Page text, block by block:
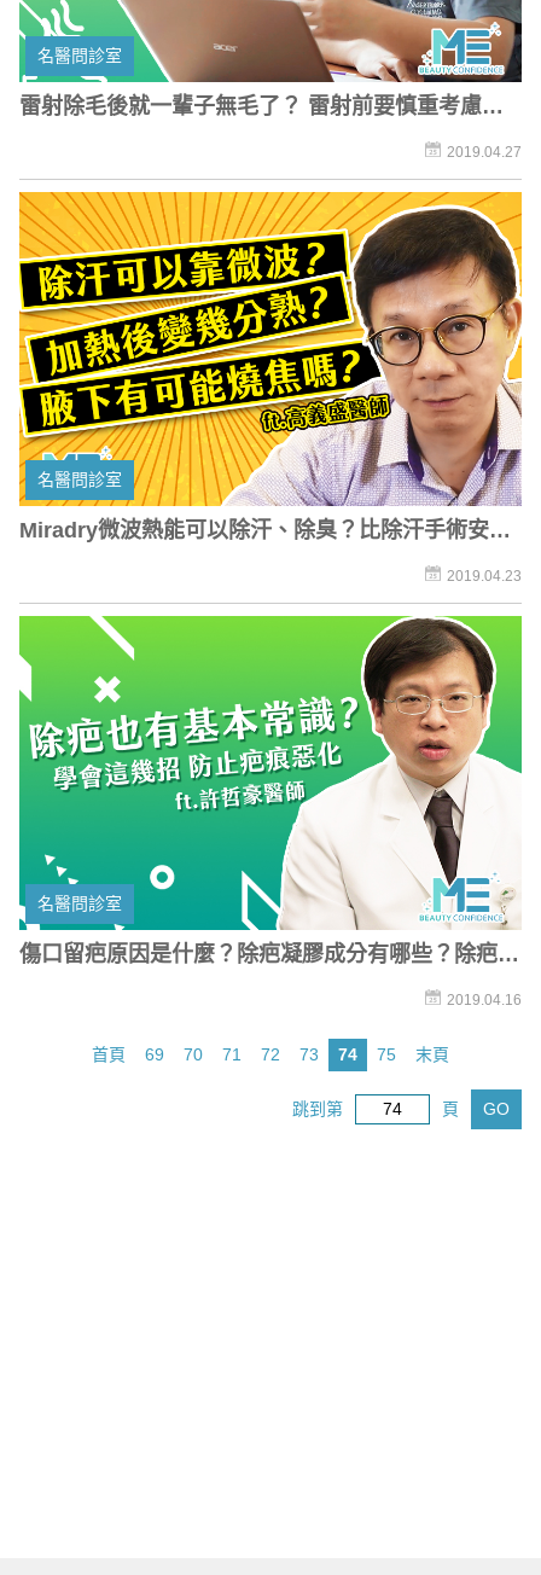
名醫問診室
雷射除毛後就一輩子無毛了？ 雷射前要慎重考慮未
2019.04.27
名醫問診室
Miradry微波熱能可以除汗、除臭？比除汗手術安全
2019.04.23
名醫問診室
傷口留疤原因是什麼？除疤凝膠成分有哪些？除疤推
2019.04.16
首頁 69 70 71 72 73 74 75 末頁
跳到第 頁 GO